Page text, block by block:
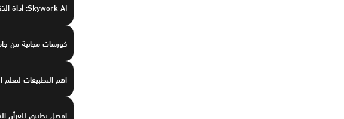
Skywork AI: أداة الذكاء الاصطناعي لتحسين الإنتاجية
كورسات مجانية من
اهم التطبيقات لتعلم
افضل تطبيق للقرأن